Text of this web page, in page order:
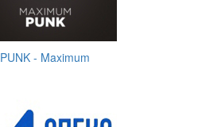
PUNK - Maximum